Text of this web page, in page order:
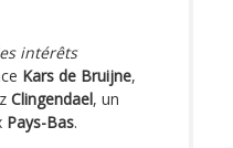
intérêts
Kars de Bruijne,
Clingendael, un
Pays-Bas.